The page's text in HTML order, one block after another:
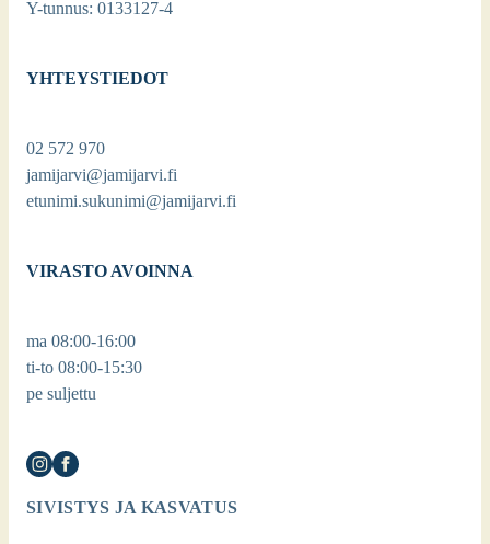
Asios­sa
Y-tunnus: 0133127-4
YHTEYSTIEDOT
02 572 970
jamijarvi@jamijarvi.fi
etunimi.sukunimi@jamijarvi.fi
VIRASTO AVOINNA
ma 08:00-16:00
ti-to 08:00-15:30
pe suljettu
SIVISTYS JA KASVATUS